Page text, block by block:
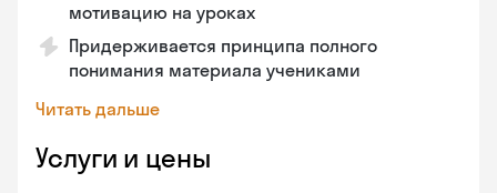
мотивацию на уроках
Придерживается принципа полного
понимания материала учениками
Читать дальше
Услуги и цены